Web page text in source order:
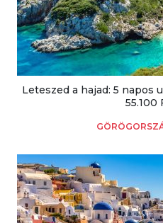
Leteszed a hajad: 5 napos
55.100